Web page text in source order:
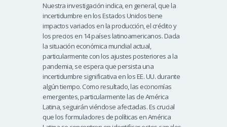
Nuestra investigación indica, en general, que la
incertidumbre en los Estados Unidos tiene
impactos variados en la producción, el crédito y
los precios en 14 países latinoamericanos. Dada
la situación económica mundial actual,
particularmente con los ajustes posteriores a la
pandemia, se espera que persista una
incertidumbre significativa en los EE. UU. durante
algún tiempo. Como resultado, las economías
emergentes, particularmente las de América
Latina, seguirán viéndose afectadas. Es crucial
que los formuladores de políticas en América